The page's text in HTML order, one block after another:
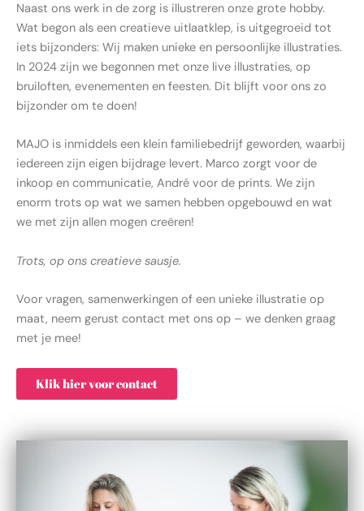
Naast ons werk in de zorg is illustreren onze grote hobby.
Wat begon als een creatieve uitlaatklep, is uitgegroeid tot
iets bijzonders: Wij maken unieke en persoonlijke illustraties.
In 2024 zijn we begonnen met onze live illustraties, op
bruiloften, evenementen en feesten. Dit blijft voor ons zo
bijzonder om te doen!
MAJO is inmiddels een klein familiebedrijf geworden, waarbij
iedereen zijn eigen bijdrage levert. Marco zorgt voor de
inkoop en communicatie, André voor de prints. We zijn
enorm trots op wat we samen hebben opgebouwd en wat
we met zijn allen mogen creëren!
Trots, op ons creatieve sausje.
Voor vragen, samenwerkingen of een unieke illustratie op
maat, neem gerust contact met ons op – we denken graag
met je mee!
Klik hier voor contact